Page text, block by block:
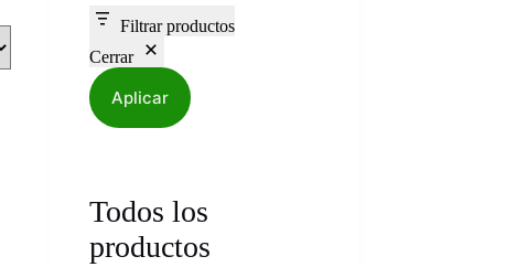
Filtrar productos
Cerrar
Aplicar
Todos los
productos